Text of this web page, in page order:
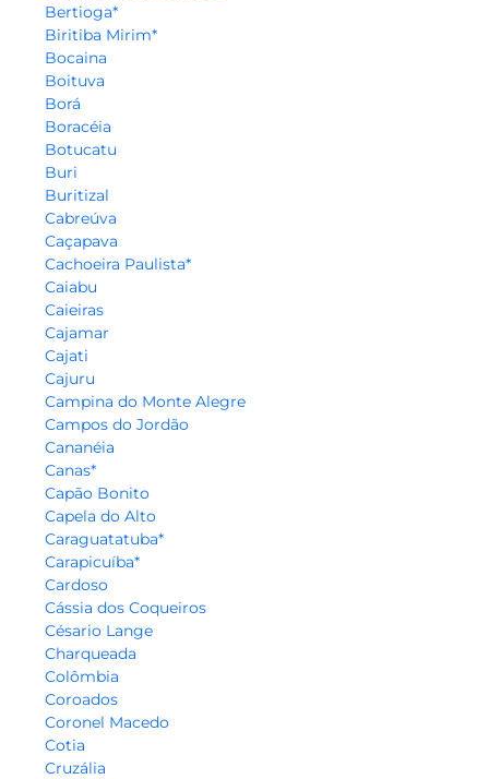
Bertioga*
Biritiba Mirim*
Bocaina
Boituva
Borá
Boracéia
Botucatu
Buri
Buritizal
Cabreúva
Caçapava
Cachoeira Paulista*
Caiabu
Caieiras
Cajamar
Cajati
Cajuru
Campina do Monte Alegre
Campos do Jordão
Cananéia
Canas*
Capão Bonito
Capela do Alto
Caraguatatuba*
Carapicuíba*
Cardoso
Cássia dos Coqueiros
Césario Lange
Charqueada
Colômbia
Coroados
Coronel Macedo
Cotia
Cruzália